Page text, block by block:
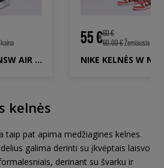
NIKE KELNĖS W NSW AIR HR TIGHT
55 €60 €
60.00 €Žemiausia kaina
kelnės
taip pat apima medžiagines kelnes.
galima derinti su įkvėptais laisvo
derinant su švarku ir